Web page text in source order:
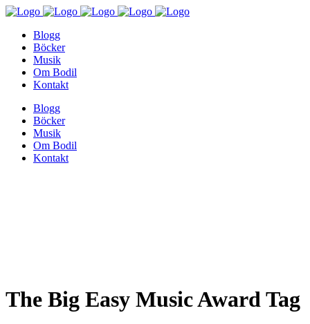
Blogg
Böcker
Musik
Om Bodil
Kontakt
Blogg
Böcker
Musik
Om Bodil
Kontakt
The Big Easy Music Award Tag